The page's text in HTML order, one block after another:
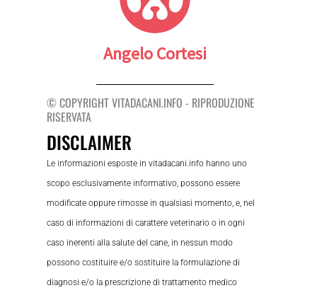
Angelo Cortesi
© COPYRIGHT VITADACANI.INFO - RIPRODUZIONE
RISERVATA
DISCLAIMER
Le informazioni esposte in vitadacani.info hanno uno
scopo esclusivamente informativo, possono essere
modificate oppure rimosse in qualsiasi momento, e, nel
caso di informazioni di carattere veterinario o in ogni
caso inerenti alla salute del cane, in nessun modo
possono costituire e/o sostituire la formulazione di
diagnosi e/o la prescrizione di trattamento medico